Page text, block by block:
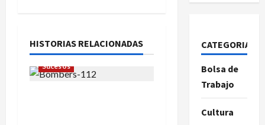
c
i
HISTORIAS RELACIONADAS
Sucesos
CATEGORIAS
Bolsa de
Trabajo
Cultura